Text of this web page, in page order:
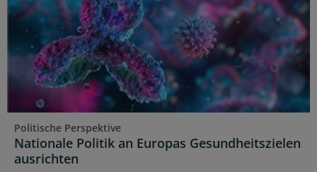
Politische Perspektive
Nationale Politik an Europas Gesundheitszielen
ausrichten